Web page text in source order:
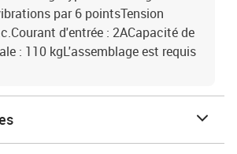
par 6 pointsTension
d'entrée : 2ACapacité de
: 110 kgL'assemblage est requis